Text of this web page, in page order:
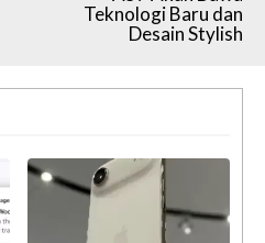
Teknologi Baru dan
Desain Stylish